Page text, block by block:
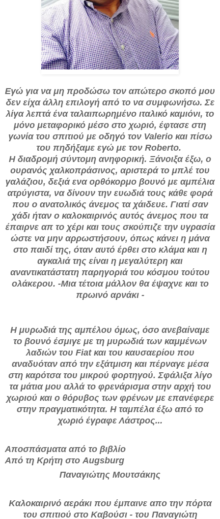
Εγώ για να μη προδώσω τον απώτερο σκοπό μου
δεν είχα άλλη επιλογή από το να συμφωνήσω. Σε
λίγα λεπτά ένα ταλαιπωρημένο ιταλικό καμιόνι, το
μόνο μεταφορικό μέσο στο χωριό, έφτασε στη
γωνία του σπιτιού με οδηγό τον Valerio και πίσω
του πηδήξαμε εγώ με τον Roberto.
Η διαδρομή σύντομη ανηφορική. Ξάνοιξα έξω, ο
ουρανός χαλκοπράσινος, αριστερά το μπλέ του
γαλάζιου, δεξιά ενα ορθόκορμο βουνό με αμπέλια
ατρύγιστα, να δίνουν την ευωδιά τους κάθε φορά
που ο ανατολικός άνεμος τα χάιδευε. Γιατί σαν
χάδι ήταν ο καλοκαιρινός αυτός άνεμος που τα
έπαιρνε απ το χέρι και τους σκούπιζε την υγρασία
ώστε να μην αρρωστήσουν, όπως κάνει η μάνα
στο παιδί της, όταν αυτό έρθει στο κλάμα και η
αγκαλιά της είναι η μεγαλύτερη και
αναντικατάστατη παρηγοριά του κόσμου τούτου
ολάκερου. -Μια τέτοια μάλλον θα έψαχνε και το
πρωινό αρνάκι -
Η μυρωδιά της αμπέλου όμως, όσο ανεβαίναμε
το βουνό έσμιγε με τη μυρωδιά των καμμένων
λαδιών του Fiat και του καυσαερίου που
αναδυόταν από την εξάτμιση και πέρναγε μέσα
στη καρότσα του μικρού φορτηγού. Σφάλιξα λίγο
τα μάτια μου αλλά το φρενάρισμα στην αρχή του
χωριού και ο θόρυβος των φρένων με επανέφερε
στην πραγματικότητα. Η ταμπέλα έξω από το
χωριό έγραφε Λάστρος...
Αποσπάσματα από το βιβλίο
Από τη Κρήτη στο Augsburg
Παναγιώτης Μουτσάκης
Καλοκαιρινό αεράκι που έμπαινε απο την πόρτα
του σπιτιού στο Καβούσι - του Παναγιώτη